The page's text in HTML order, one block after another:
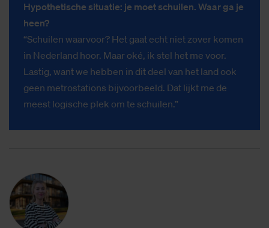
Hypothetische situatie: je moet schuilen. Waar ga je
heen?
“Schuilen waarvoor? Het gaat echt niet zover komen
in Nederland hoor. Maar oké, ik stel het me voor.
Lastig, want we hebben in dit deel van het land ook
geen metrostations bijvoorbeeld. Dat lijkt me de
meest logische plek om te schuilen.”